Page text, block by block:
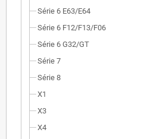
Série 6 E63/E64
Série 6 F12/F13/F06
Série 6 G32/GT
Série 7
Série 8
X1
X3
X4